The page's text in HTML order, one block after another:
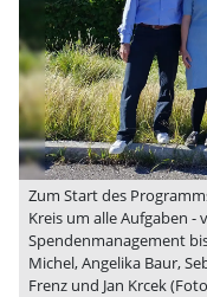
Zum Start des
Kreis um alle Aufgaben
Spendenmanagement
Michel, Angelika Baur,
Frenz und Jan Krcek